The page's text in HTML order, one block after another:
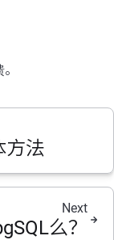
方法
Next
么？